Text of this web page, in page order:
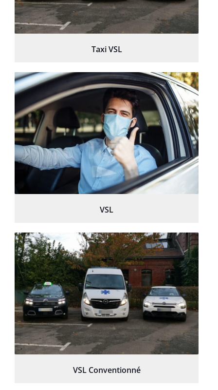
Taxi VSL
VSL
VSL Conventionné